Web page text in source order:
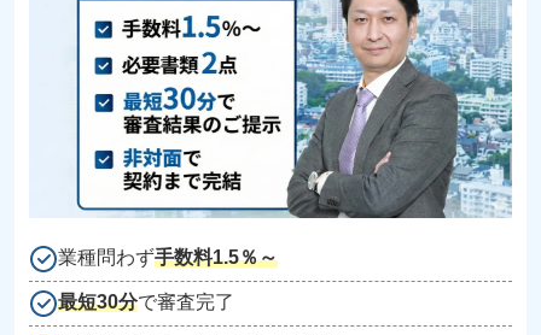
業種問わず手数料1.5％～
最短30分で審査完了